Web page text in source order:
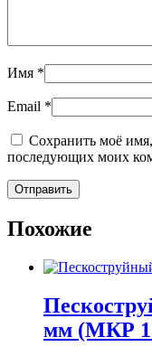
Имя *
Email *
Сохранить моё имя,
последующих моих
Похожие
мм (МКР 1